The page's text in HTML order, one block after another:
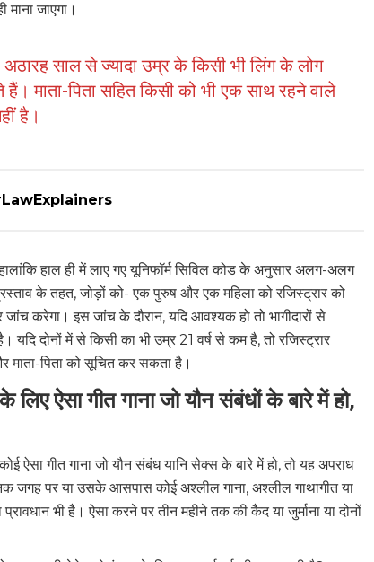
जाएगा।
साल से ज्यादा उम्र के किसी भी लिंग के लोग
माता-पिता सहित किसी को भी एक साथ रहने वाले
है।
#LawExplainers
हाल ही में लाए गए यूनिफॉर्म सिविल कोड के अनुसार अलग-अलग
के तहत, जोड़ों को- एक पुरुष और एक महिला को रजिस्ट्रार को
करेगा। इस जांच के दौरान, यदि आवश्यक हो तो भागीदारों से
यदि दोनों में से किसी का भी उम्र 21 वर्ष से कम है, तो रजिस्ट्रार
पिता को सूचित कर सकता है।
ऐसा गीत गाना जो यौन संबंधों के बारे में हो,
ऐसा गीत गाना जो यौन संबंध यानि सेक्स के बारे में हो, तो यह अपराध
जगह पर या उसके आसपास कोई अश्लील गाना, अश्लील गाथागीत या
भी है। ऐसा करने पर तीन महीने तक की कैद या जुर्माना या दोनों